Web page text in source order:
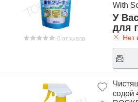
0 отзывов
With
У
для
Нет
содой